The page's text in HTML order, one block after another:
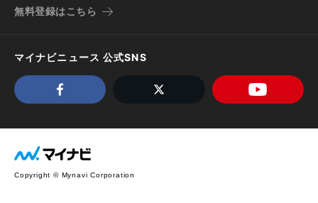
無料登録はこちら
マイナビニュース 公式SNS
Copyright © Mynavi Corporation